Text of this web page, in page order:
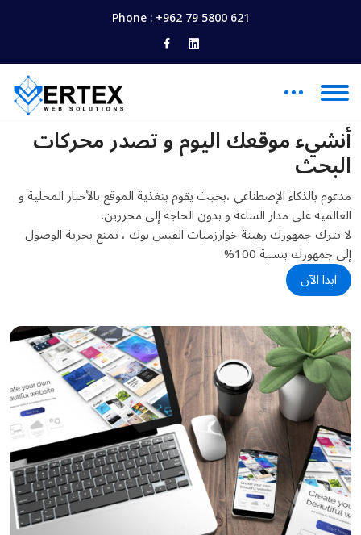
Phone :+962 79 5800 621
أنشيء موقعك اليوم و تصدر محركات
البحث
مدعوم بالذكاء الإصطناعي ،بحيث يقوم بتغذية الموقع بالأخبار المحلية و
العالمية على مدار الساعة و بدون الحاجة إلى محررين.
لا تترك جمهورك رهينة خوارزميات الفيس بوك ، تمتع بحرية الوصول
إلى جمهورك بنسبة 100%
ابدا الآن